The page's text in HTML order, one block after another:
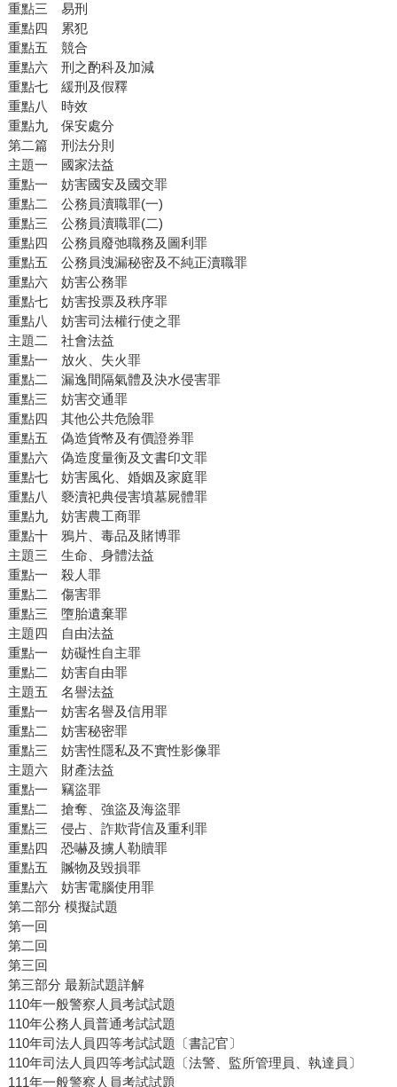
重點三 易刑
重點四 累犯
重點五 競合
重點六 刑之酌科及加減
重點七 緩刑及假釋
重點八 時效
重點九 保安處分
第二篇 刑法分則
主題一 國家法益
重點一 妨害國安及國交罪
重點二 公務員瀆職罪(一)
重點三 公務員瀆職罪(二)
重點四 公務員廢弛職務及圖利罪
重點五 公務員洩漏秘密及不純正瀆職罪
重點六 妨害公務罪
重點七 妨害投票及秩序罪
重點八 妨害司法權行使之罪
主題二 社會法益
重點一 放火、失火罪
重點二 漏逸間隔氣體及決水侵害罪
重點三 妨害交通罪
重點四 其他公共危險罪
重點五 偽造貨幣及有價證券罪
重點六 偽造度量衡及文書印文罪
重點七 妨害風化、婚姻及家庭罪
重點八 褻瀆祀典侵害墳墓屍體罪
重點九 妨害農工商罪
重點十 鴉片、毒品及賭博罪
主題三 生命、身體法益
重點一 殺人罪
重點二 傷害罪
重點三 墮胎遺棄罪
主題四 自由法益
重點一 妨礙性自主罪
重點二 妨害自由罪
主題五 名譽法益
重點一 妨害名譽及信用罪
重點二 妨害秘密罪
重點三 妨害性隱私及不實性影像罪
主題六 財產法益
重點一 竊盜罪
重點二 搶奪、強盜及海盜罪
重點三 侵占、詐欺背信及重利罪
重點四 恐嚇及擄人勒贖罪
重點五 贓物及毀損罪
重點六 妨害電腦使用罪
第二部分 模擬試題
第一回
第二回
第三回
第三部分 最新試題詳解
110年一般警察人員考試試題
110年公務人員普通考試試題
110年司法人員四等考試試題〔書記官〕
110年司法人員四等考試試題〔法警、監所管理員、執達員〕
111年一般警察人員考試試題